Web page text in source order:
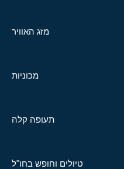
מזג האוויר
מכוניות
תעופה קלה
טיולים וחופש בחו"ל